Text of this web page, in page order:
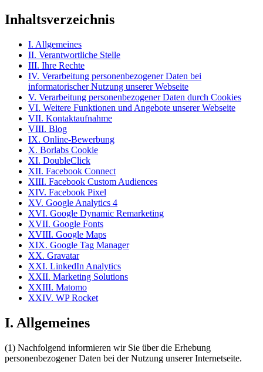
Inhaltsverzeichnis
I. Allgemeines
II. Verantwortliche Stelle
III. Ihre Rechte
IV. Verarbeitung personenbezogener Daten bei
informatorischer Nutzung unserer Webseite
V. Verarbeitung personenbezogener Daten durch Cookies
VI. Weitere Funktionen und Angebote unserer Webseite
VII. Kontaktaufnahme
VIII. Blog
IX. Online-Bewerbung
X. Borlabs Cookie
XI. DoubleClick
XII. Facebook Connect
XIII. Facebook Custom Audiences
XIV. Facebook Pixel
XV. Google Analytics 4
XVI. Google Dynamic Remarketing
XVII. Google Fonts
XVIII. Google Maps
XIX. Google Tag Manager
XX. Gravatar
XXI. LinkedIn Analytics
XXII. Marketing Solutions
XXIII. Matomo
XXIV. WP Rocket
I. Allgemeines
(1) Nachfolgend informieren wir Sie über die Erhebung
personenbezogener Daten bei der Nutzung unserer Internetseite.